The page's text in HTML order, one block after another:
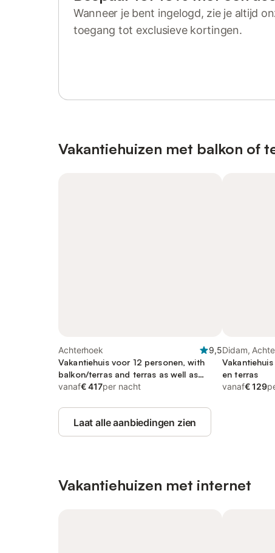
Wanneer je bent ingelogd, zie je altijd
toegang tot exclusieve kortingen.
Vakantiehuizen met balkon of
Achterhoek
9,5
Vakantiehuis voor 12 personen, with
balkon/terras and terras as well as
uitzicht op het meer
vanaf€ 417per nacht
Didam,
en terras
vanaf€ 129
Laat alle aanbiedingen zien
Vakantiehuizen met internet